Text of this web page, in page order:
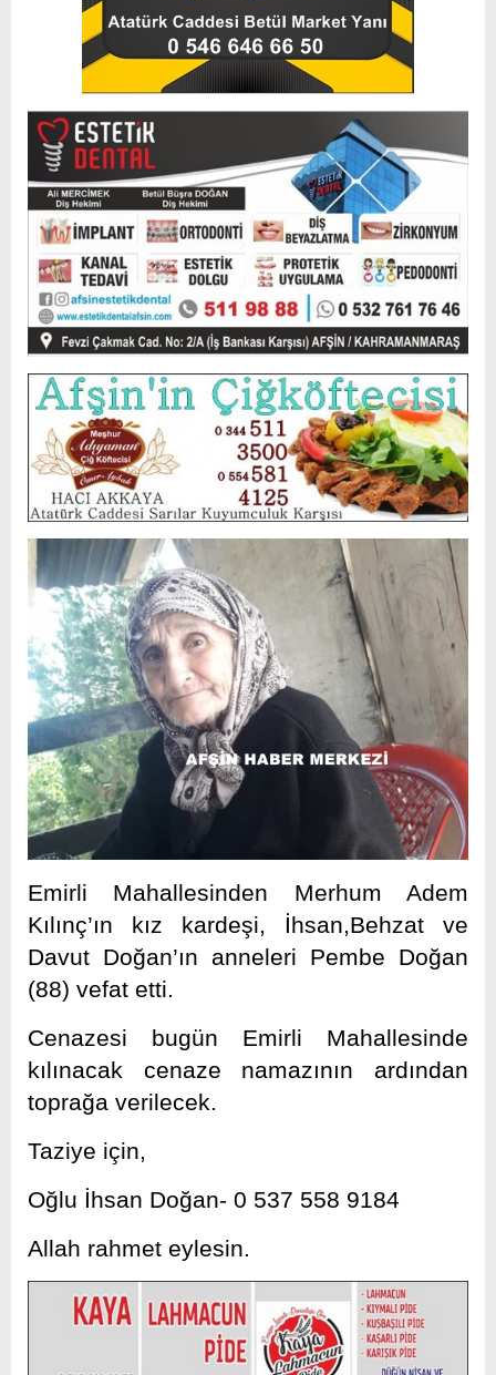
Emirli Mahallesinden Merhum Adem
Kılınç’ın kız kardeşi, İhsan,Behzat ve
Davut Doğan’ın anneleri Pembe Doğan
(88) vefat etti.
Cenazesi bugün Emirli Mahallesinde
kılınacak cenaze namazının ardından
toprağa verilecek.
Taziye için,
Oğlu İhsan Doğan- 0 537 558 9184
Allah rahmet eylesin.